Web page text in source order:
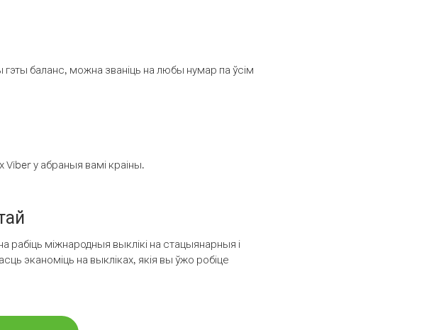
баланс, можна званіць на любы нумар па ўсім
Viber у абраныя вамі краіны.
міжнародныя выклікі на стацыянарныя і
эканоміць на выкліках, якія вы ўжо робіце